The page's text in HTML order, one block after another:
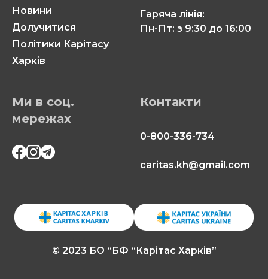
Новини
Долучитися
Політики Карітасу
Харків
Контакти
0-800-336-734
caritas.kh@gmail.com
Гаряча лінія:
Пн-Пт: з 9:30 до 16:00
Ми в соц.
мережах
© 2023 БО “БФ “Карітас Харків”